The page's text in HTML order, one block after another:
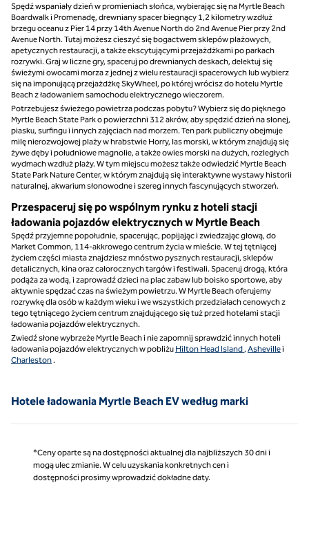
Spędź wspaniały dzień w promieniach słońca, wybierając się na Myrtle Beach
Boardwalk i Promenadę, drewniany spacer biegnący 1,2 kilometry wzdłuż
brzegu oceanu z Pier 14 przy 14th Avenue North do 2nd Avenue Pier przy 2nd
Avenue North. Tutaj możesz cieszyć się bogactwem sklepów plażowych,
apetycznych restauracji, a także ekscytującymi przejażdżkami po parkach
rozrywki. Graj w liczne gry, spaceruj po drewnianych deskach, delektuj się
świeżymi owocami morza z jednej z wielu restauracji spacerowych lub wybierz
się na imponującą przejażdżkę SkyWheel, po której wrócisz do hotelu Myrtle
Beach z ładowaniem samochodu elektrycznego wieczorem.
Potrzebujesz świeżego powietrza podczas pobytu? Wybierz się do pięknego
Myrtle Beach State Park o powierzchni 312 akrów, aby spędzić dzień na słonej,
piasku, surfingu i innych zajęciach nad morzem. Ten park publiczny obejmuje
milę nierozwojowej plaży w hrabstwie Horry, las morski, w którym znajdują się
żywe dęby i południowe magnolie, a także owies morski na dużych, rozległych
wydmach wzdłuż plaży. W tym miejscu możesz także odwiedzić Myrtle Beach
State Park Nature Center, w którym znajdują się interaktywne wystawy historii
naturalnej, akwarium słonowodne i szereg innych fascynujących stworzeń.
Przespaceruj się po wspólnym rynku z hoteli stacji
ładowania pojazdów elektrycznych w Myrtle Beach
Spędź przyjemne popołudnie, spacerując, popijając i zwiedzając głową, do
Market Common, 114-akkrowego centrum życia w mieście. W tej tętniącej
życiem części miasta znajdziesz mnóstwo pysznych restauracji, sklepów
detalicznych, kina oraz całorocznych targów i festiwali. Spaceruj drogą, która
podąża za wodą, i zaprowadź dzieci na plac zabaw lub boisko sportowe, aby
aktywnie spędzać czas na świeżym powietrzu. W Myrtle Beach oferujemy
rozrywkę dla osób w każdym wieku i we wszystkich przedziałach cenowych z
tego tętniącego życiem centrum znajdującego się tuż przed hotelami stacji
ładowania pojazdów elektrycznych.
Zwiedź słone wybrzeże Myrtle Beach i nie zapomnij sprawdzić innych hoteli
ładowania pojazdów elektrycznych w pobliżu Hilton Head Island, Ashevillei
Charleston.
Hotele ładowania Myrtle Beach EV według marki
*Ceny oparte są na dostępności aktualnej dla najbliższych 30 dni i
mogą ulec zmianie. W celu uzyskania konkretnych cen i
dostępności prosimy wprowadzić dokładne daty.